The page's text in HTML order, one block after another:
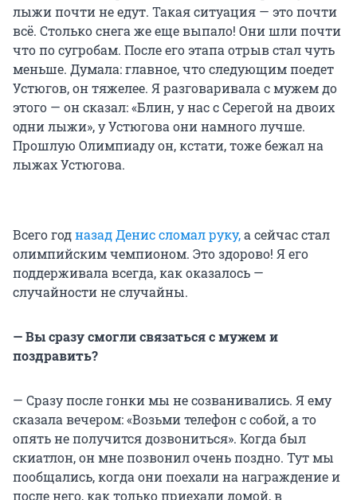
лыжи почти не едут. Такая ситуация — это почти
всё. Столько снега же еще выпало! Они шли почти
что по сугробам. После его этапа отрыв стал чуть
меньше. Думала: главное, что следующим поедет
Устюгов, он тяжелее. Я разговаривала с мужем до
этого — он сказал: «Блин, у нас с Серегой на двоих
одни лыжи», у Устюгова они намного лучше.
Прошлую Олимпиаду он, кстати, тоже бежал на
лыжах Устюгова.
Всего годназад Денис сломал руку,а сейчас стал
олимпийским чемпионом. Это здорово! Я его
поддерживала всегда, как оказалось —
случайности не случайны.
— Вы сразу смогли связаться с мужем и
поздравить?
— Сразу после гонки мы не созванивались. Я ему
сказала вечером: «Возьми телефон с собой, а то
опять не получится дозвониться». Когда был
скиатлон, он мне позвонил очень поздно. Тут мы
пообщались, когда они поехали на награждение и
после него, как только приехали домой, в